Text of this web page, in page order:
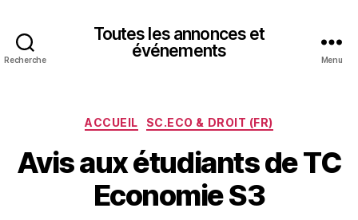
Recherche
Toutes les annonces et
événements
Menu
Catégories
ACCUEIL SC.ECO & DROIT (FR)
Avis aux étudiants de TC
Economie S3